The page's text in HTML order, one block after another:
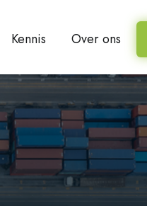
Kennis Over ons